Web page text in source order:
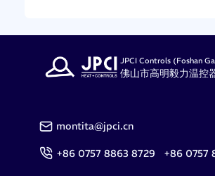
JPCI Controls (Foshan
佛山市高明毅力温控
montita@jpci.cn
+86 0757 8863 8729 +86 0757